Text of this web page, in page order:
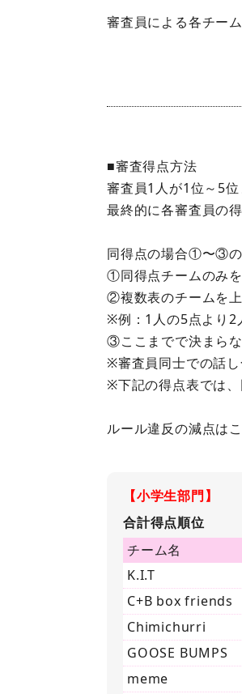
審査員による各チー
■審査得点方法
審査員1人が1位～5
最終的に各審査員の
同得点の場合①〜③の
①同得点チームのみを
②複数表のチームを
※例：1人の5点より2
③ここまでで決まら
※審査員同士での話し
※下記の得点表では
ルール違反の減点は
【小学生部門】
合計得点順位
チーム名
K.I.T
C+B box friends
Chimichurri
GOOSE BUMPS
meme